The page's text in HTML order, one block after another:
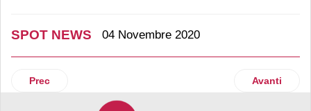
SPOT NEWS 04 Novembre 2020
Articolo precedente: Caffè sostenibile: i consumatori lo
Prec Articolo
Avanti